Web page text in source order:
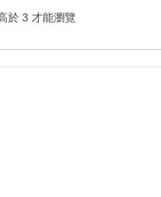
於 3 才能瀏覽